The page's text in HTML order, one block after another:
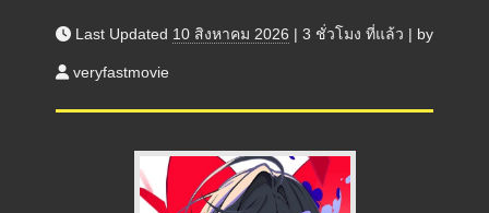
Last Updated 10 สิงหาคม 2026 | 3 ชั่วโมง ที่แล้ว | by
veryfastmovie